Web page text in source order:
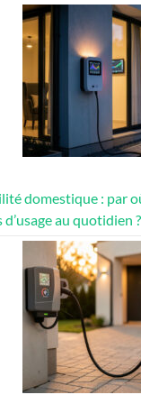
domestique : par
d’usage au quotidien ?